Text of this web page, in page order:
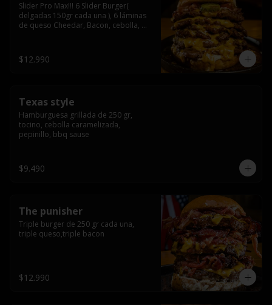
Slider Pro Max!!! 6 Slider Burger(
delgadas 150gr cada una ), 6 láminas
de queso Cheedar, Bacon, cebolla,
$12.990
Texas style
Hamburguesa grillada de 250 gr,
tocino, cebolla caramelizada,
pepinillo, bbq sause
$9.490
The punisher
Triple burger de 250 gr cada una,
triple queso,triple bacon
$12.990